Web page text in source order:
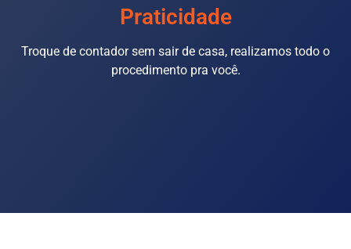
Praticidade
Troque de contador sem sair de casa, realizamos todo o
procedimento pra você.